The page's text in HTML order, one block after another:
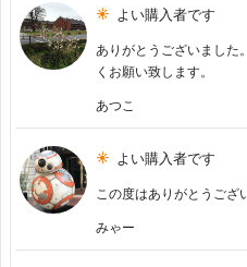
よい購入者です
ありがとうございました
くお願い致します。
あつこ
よい購入者です
この度はありがとうご
みゃー